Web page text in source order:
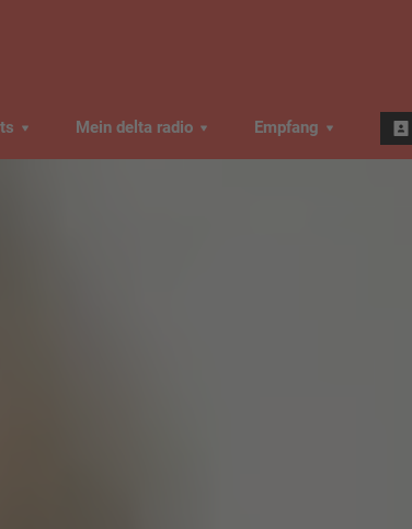
Mein delta radio Empfang